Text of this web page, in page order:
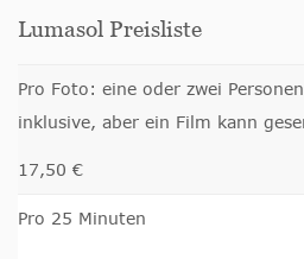
Lumasol Preisliste
Pro Foto: eine oder zwei
inklusive, aber ein Film kann
17,50 €
Pro 25 Minuten